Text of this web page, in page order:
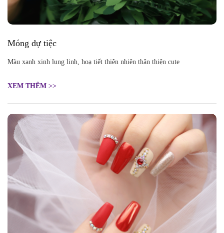
Móng dự tiệc
Màu xanh xinh lung linh, hoạ tiết thiên nhiên thân thiện cute
XEM THÊM >>